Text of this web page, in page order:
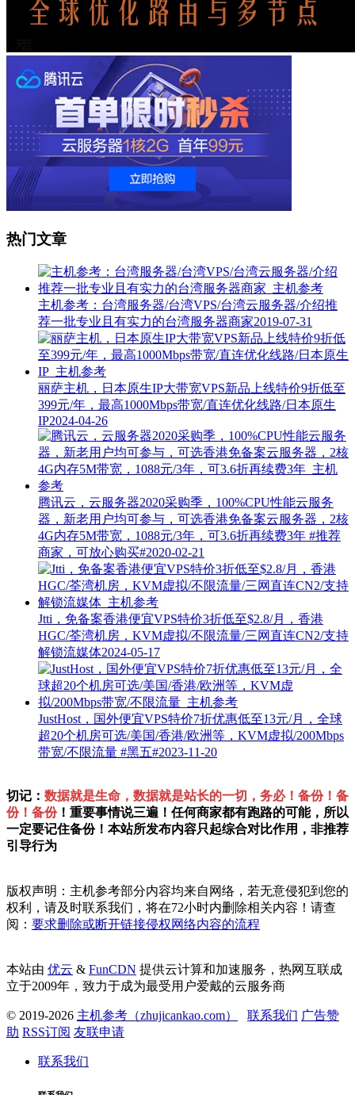
热门文章
主机参考：台湾服务器/台湾VPS/台湾云服务器/介绍推
荐一批专业且有实力的台湾服务器商家2019-07-31
丽萨主机，日本原生IP大带宽VPS新品上线特价9折低至
399元/年，最高1000Mbps带宽/直连优化线路/日本原生
IP2024-04-26
腾讯云，云服务器2020采购季，100%CPU性能云服务
器，新老用户均可参与，可选香港免备案云服务器，2核
4G内存5M带宽，1088元/3年，可3.6折再续费3年 #推荐
商家，可放心购买#2020-02-21
Jtti，免备案香港便宜VPS特价3折低至$2.8/月，香港
HGC/荃湾机房，KVM虚拟/不限流量/三网直连CN2/支持
解锁流媒体2024-05-17
JustHost，国外便宜VPS特价7折优惠低至13元/月，全球
超20个机房可选/美国/香港/欧洲等，KVM虚拟/200Mbps
带宽/不限流量 #黑五#2023-11-20
切记： 数据就是生命，数据就是站长的一切，务必！备份！备
份！备份！重要事情说三遍！任何商家都有跑路的可能，所以
一定要记住备份！本站所发布内容只起综合对比作用，非推荐
引导行为
版权声明：主机参考部分内容均来自网络，若无意侵犯到您的
权利，请及时联系我们，将在72小时内删除相关内容！请查
阅： 要求删除或断开链接侵权网络内容的流程
本站由 优云 & FunCDN 提供云计算和加速服务，热网互联成
立于2009年，致力于成为最受用户爱戴的云服务商
© 2019-2026 主机参考（zhujicankao.com） 联系我们 广告赞
助 RSS订阅 友联申请
联系我们